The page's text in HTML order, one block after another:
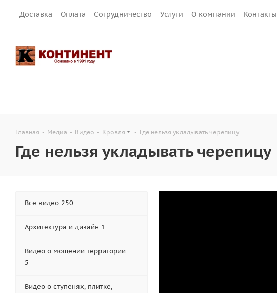
Доставка Оплата Сотрудничество Услуги О компании Контакты
Главная - Медиа - Видео - Кровля - Где нельзя укладывать черепицу
Где нельзя укладывать черепицу
Все видео 250
Архитектура и дизайн 1
Видео о мощении территории
5
Видео о ступенях, плитке,